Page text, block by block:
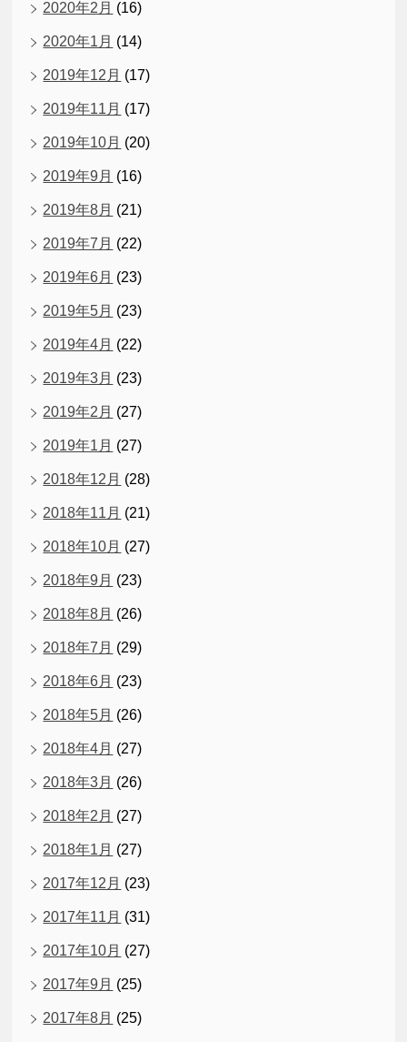
2020年2月 (16)
2020年1月 (14)
2019年12月 (17)
2019年11月 (17)
2019年10月 (20)
2019年9月 (16)
2019年8月 (21)
2019年7月 (22)
2019年6月 (23)
2019年5月 (23)
2019年4月 (22)
2019年3月 (23)
2019年2月 (27)
2019年1月 (27)
2018年12月 (28)
2018年11月 (21)
2018年10月 (27)
2018年9月 (23)
2018年8月 (26)
2018年7月 (29)
2018年6月 (23)
2018年5月 (26)
2018年4月 (27)
2018年3月 (26)
2018年2月 (27)
2018年1月 (27)
2017年12月 (23)
2017年11月 (31)
2017年10月 (27)
2017年9月 (25)
2017年8月 (25)